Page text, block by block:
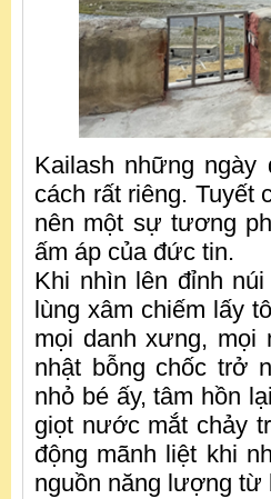
Kailash những ngày
cách rất riêng. Tuyết
nên một sự tương
ấm áp của đức tin.
Khi nhìn lên đỉnh
lùng xâm chiếm lấy
mọi danh xưng, mọi
nhật bỗng chốc trở
nhỏ bé ấy, tâm hồn
giọt nước mắt chảy
động mãnh liệt khi
nguồn năng lượng từ